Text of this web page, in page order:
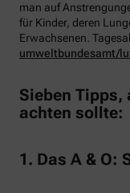
man auf
für Kinder, deren
Erwachsenen.
umweltbundesamt/
Sieben Tipps,
achten sollte:
1. Das A & O: